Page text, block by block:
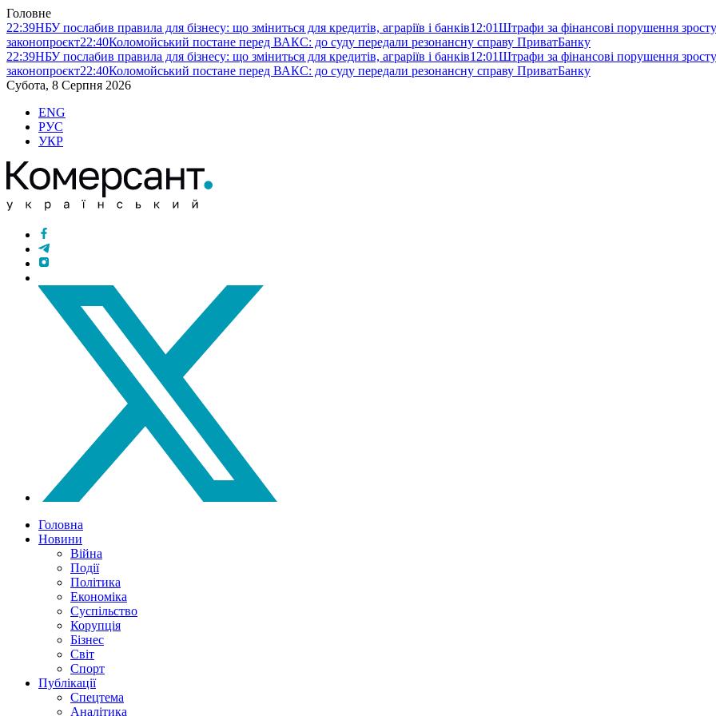
Головне
22:39НБУ послабив правила для бізнесу: що зміниться для кредитів, аграріїв і банків12:01Штрафи за фінансові порушення
законопроєкт22:40Коломойський постане перед ВАКС: до суду передали резонансну справу ПриватБанку
22:39НБУ послабив правила для бізнесу: що зміниться для кредитів, аграріїв і банків12:01Штрафи за фінансові порушення
законопроєкт22:40Коломойський постане перед ВАКС: до суду передали резонансну справу ПриватБанку
Субота, 8 Серпня 2026
ENG
РУС
УКР
Головна
Новини
Війна
Події
Політика
Економіка
Суспільство
Корупція
Бізнес
Світ
Спорт
Публікації
Спецтема
Аналітика